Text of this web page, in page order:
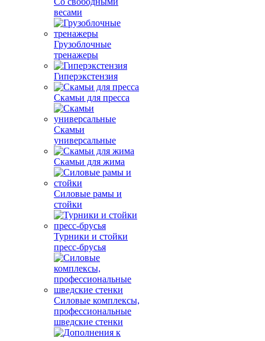
весами
Грузоблочные
тренажеры
Гиперэкстензия
Скамьи для пресса
Скамьи
универсальные
Скамьи для жима
Силовые рамы и
стойки
Турники и стойки
пресс-брусья
Силовые комплексы,
профессиональные
шведские стенки